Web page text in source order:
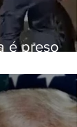
é preso